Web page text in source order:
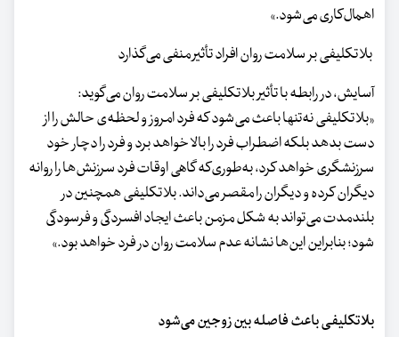
اهمال‌کاری می‌شود.»
بلاتکلیفی بر سلامت روان افراد تأثیر منفی می‌گذارد
آسایش، در رابطه با تأثیر بلاتکلیفی بر سلامت روان می‌گوید:
«بلاتکلیفی نه‌تنها باعث می‌شود که فرد امروز و لحظه‌ی حالش را از
دست بدهد بلکه اضطراب فرد را بالا خواهد برد و فرد را دچار خود
سرزنشگری خواهد کرد، به‌طوری‌که گاهی اوقات فرد سرزنش‌ها را روانه
دیگران کرده و دیگران را مقصر می‌داند. بلاتکلیفی همچنین در
بلندمدت می‌تواند به شکل مزمن باعث ایجاد افسردگی و فرسودگی
شود؛ بنابراین این‌ها نشانه عدم سلامت روان در فرد خواهد بود.»
بلاتکلیفی باعث فاصله بین زوجین می‌شود